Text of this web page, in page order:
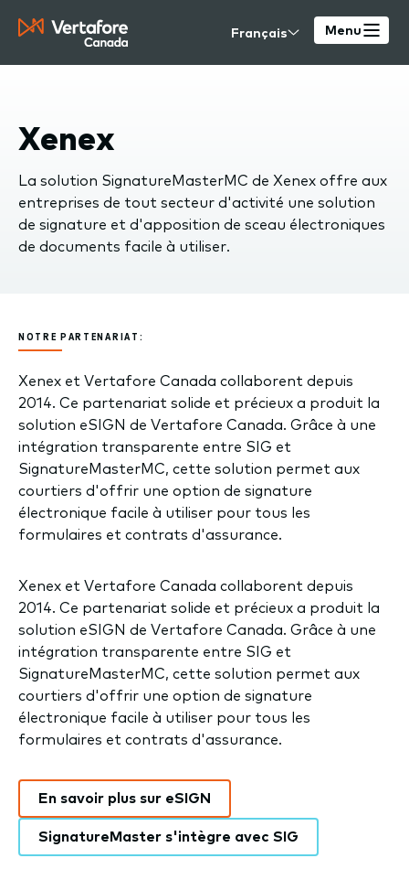
Select
language
Menu
Xenex
La solution SignatureMasterMC de Xenex offre aux
entreprises de tout secteur d'activité une solution
de signature et d'apposition de sceau électroniques
de documents facile à utiliser.
NOTRE PARTENARIAT:
Xenex et Vertafore Canada collaborent depuis
2014. Ce partenariat solide et précieux a produit la
solution eSIGN de Vertafore Canada. Grâce à une
intégration transparente entre SIG et
SignatureMasterMC, cette solution permet aux
courtiers d'offrir une option de signature
électronique facile à utiliser pour tous les
formulaires et contrats d'assurance.
Xenex et Vertafore Canada collaborent depuis
2014. Ce partenariat solide et précieux a produit la
solution eSIGN de Vertafore Canada. Grâce à une
intégration transparente entre SIG et
SignatureMasterMC, cette solution permet aux
courtiers d'offrir une option de signature
électronique facile à utiliser pour tous les
formulaires et contrats d'assurance.
En savoir plus sur eSIGN
SignatureMaster s'intègre avec SIG